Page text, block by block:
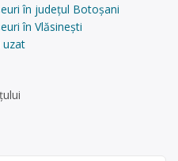
în județul Botoșani
în Vlăsineşti
uzat